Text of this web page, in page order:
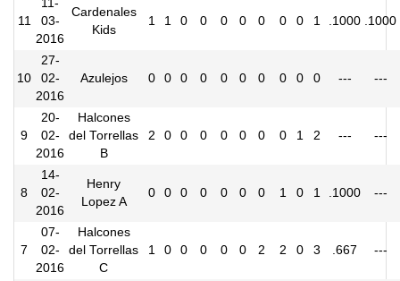
11
11-
03-
2016
Cardenales
Kids
1 1 0 0 0 0 0 0 0 1 .1000 .1000
10
27-
02-
2016
Azulejos 0 0 0 0 0 0 0 0 0 0 --- ---
9
20-
02-
2016
Halcones
del Torrellas
B
2 0 0 0 0 0 0 0 1 2 --- ---
8
14-
02-
2016
Henry
Lopez A
0 0 0 0 0 0 0 1 0 1 .1000 ---
7
07-
02-
2016
Halcones
del Torrellas
C
1 0 0 0 0 0 2 2 0 3 .667 ---